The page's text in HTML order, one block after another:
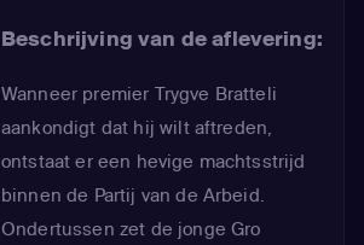
Beschrijving van de aflevering:
Wanneer premier Trygve Bratteli
aankondigt dat hij wilt aftreden,
ontstaat er een hevige machtsstrijd
binnen de Partij van de Arbeid.
Ondertussen zet de jonge Gro